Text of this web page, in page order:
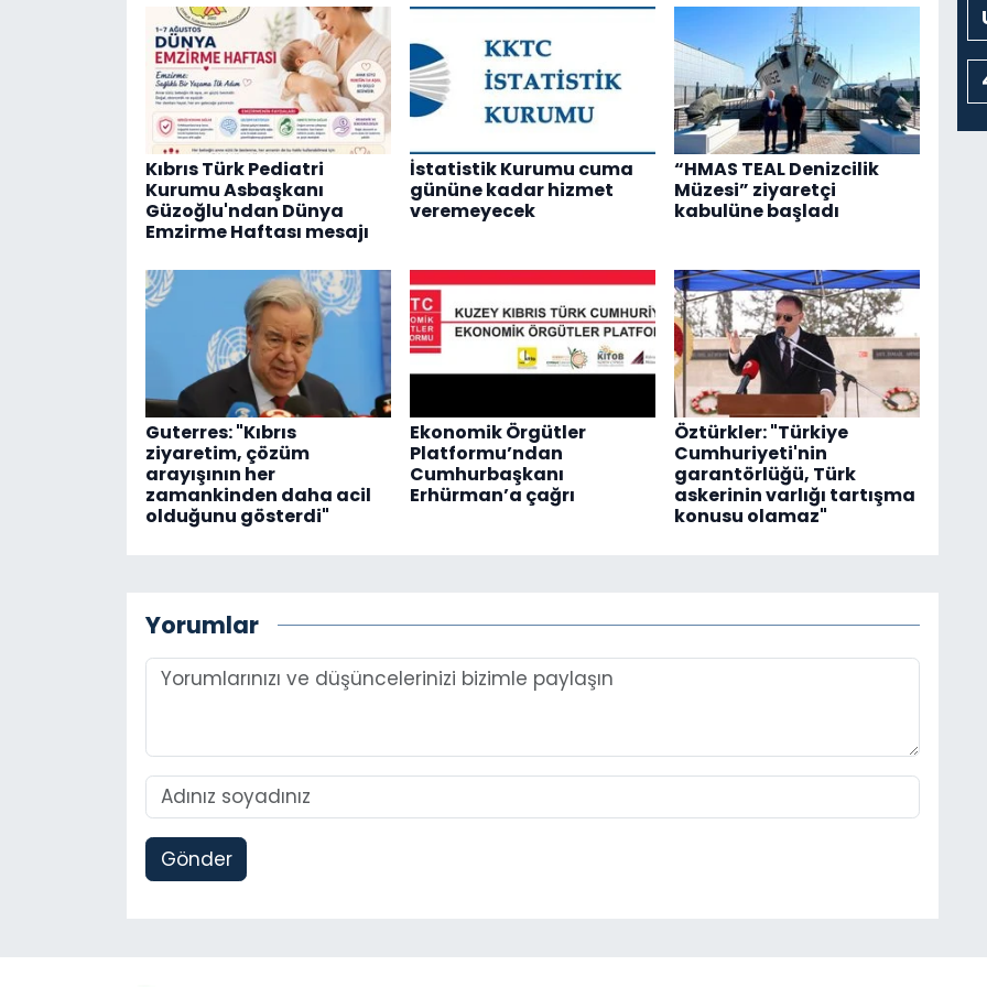
Kıbrıs Türk Pediatri
Kurumu Asbaşkanı
Güzoğlu'ndan Dünya
Emzirme Haftası mesajı
İstatistik Kurumu cuma
gününe kadar hizmet
veremeyecek
“HMAS TEAL Denizcilik
Müzesi” ziyaretçi
kabulüne başladı
Guterres: "Kıbrıs
ziyaretim, çözüm
arayışının her
zamankinden daha acil
olduğunu gösterdi"
Ekonomik Örgütler
Platformu’ndan
Cumhurbaşkanı
Erhürman’a çağrı
Öztürkler: "Türkiye
Cumhuriyeti'nin
garantörlüğü, Türk
askerinin varlığı tartışma
konusu olamaz"
Yorumlar
Gönder